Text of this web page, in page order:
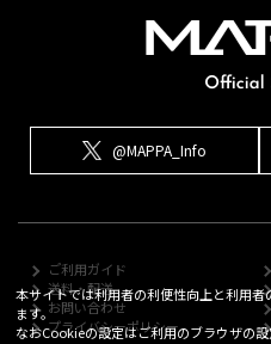
@MAPPA_Info
ご利用ガイド
送料・配送
お問い合わせ
プライバシーポリシー
本サイトでは利用者の利便性向上と利用
ます。
なおCookieの設定はご利用のブラウザの